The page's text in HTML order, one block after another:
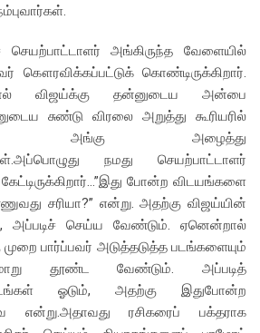
செயற்பாட்டாளர் அங்கிருந்த வேளையில்
கௌரவிக்கப்பட்டுக் கொண்டிருக்கிறார்.
விஜய்க்கு தன்னுடைய அன்பை
சுண்டு விரலை அறுத்து கூரியரில்
அங்கு அழைத்து
நமது செயற்பாட்டாளர்
போன்ற விடயங்களை
சரியா?” என்று. அதற்கு விஜய்யின்
அப்படிச் செய்ய வேண்டும். ஏனென்றால்
பார்ப்பவர் அடுத்தடுத்த படங்களையும்
தூண்ட வேண்டும். அப்படித்
ஓடும், அதற்கு இதுபோன்ற
ரசிகரைப் பக்தராக